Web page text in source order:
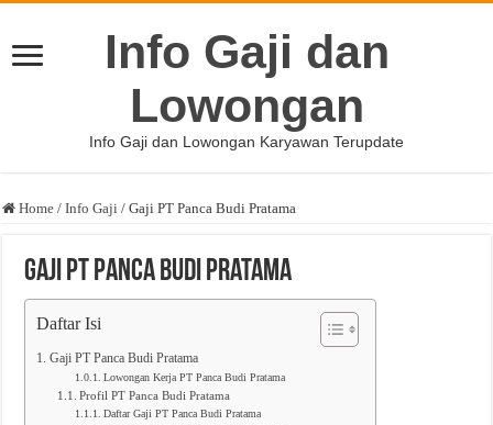
Info Gaji dan
Lowongan
Info Gaji dan Lowongan Karyawan Terupdate
Home / Info Gaji / Gaji PT Panca Budi Pratama
Gaji PT Panca Budi Pratama
Daftar Isi
Gaji PT Panca Budi Pratama
Lowongan Kerja PT Panca Budi Pratama
Profil PT Panca Budi Pratama
Daftar Gaji PT Panca Budi Pratama